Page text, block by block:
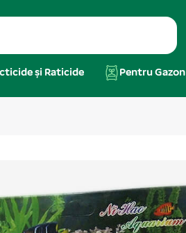
și Raticide Pentru Gazon
4" - 10 cm 2/set